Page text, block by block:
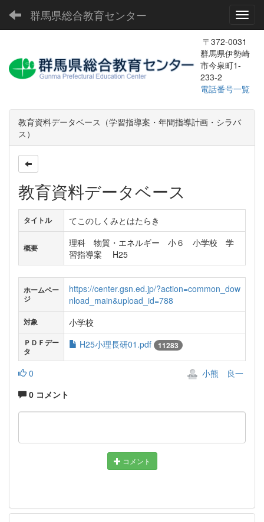
群馬県総合教育センター
〒372-0031
群馬県伊勢崎
市今泉町1-
233-2
電話番号一覧
教育資料データベース（学習指導案・年間指導計画・シラバ
ス）
教育資料データベース
タイトル てこのしくみとはたらき
概要
理科 物質・エネルギー 小６ 小学校 学
習指導案 H25
ホームペー
ジ
https://center.gsn.ed.jp/?action=common_dow
nload_main&upload_id=788
対象 小学校
ＰＤＦデー
タ
H25小理長研01.pdf 11283
0
小熊 良一
0 コメント
コメント